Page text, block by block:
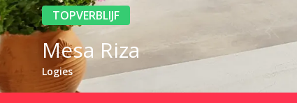
TOPVERBLIJF
Mesa Riza
Logies